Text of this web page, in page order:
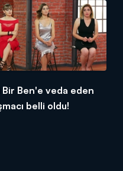
Bir Ben'e veda eden
belli oldu!